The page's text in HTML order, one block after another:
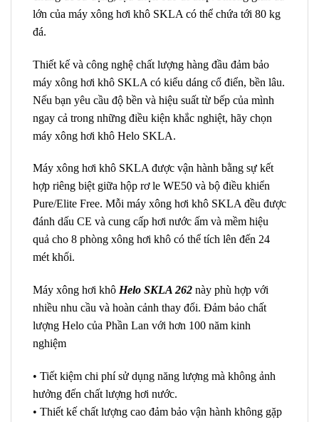
lớn của máy xông hơi khô SKLA có thể chứa tới 80 kg
đá.
Thiết kế và công nghệ chất lượng hàng đầu đảm bảo
máy xông hơi khô SKLA có kiểu dáng cổ điển, bền lâu.
Nếu bạn yêu cầu độ bền và hiệu suất từ ​​bếp của mình
ngay cả trong những điều kiện khắc nghiệt, hãy chọn
máy xông hơi khô Helo SKLA.
Máy xông hơi khô SKLA được vận hành bằng sự kết
hợp riêng biệt giữa hộp rơ le WE50 và bộ điều khiển
Pure/Elite Free. Mỗi máy xông hơi khô SKLA đều được
đánh dấu CE và cung cấp hơi nước ấm và mềm hiệu
quả cho 8 phòng xông hơi khô có thể tích lên đến 24
mét khối.
Máy xông hơi khô Helo SKLA 262 này phù hợp với
nhiều nhu cầu và hoàn cảnh thay đổi. Đảm bảo chất
lượng Helo của Phần Lan với hơn 100 năm kinh
nghiệm
• Tiết kiệm chi phí sử dụng năng lượng mà không ảnh
hưởng đến chất lượng hơi nước.
• Thiết kế chất lượng cao đảm bảo vận hành không gặp